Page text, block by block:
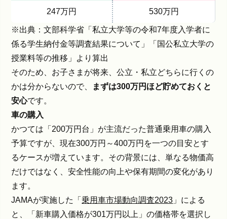
247万円 530万円
※出典：文部科学省「私立大学等の令和7年度入学者に
係る学生納付金等調査結果について 」「 国公私立大学の
授業料等の推移 」より算出
そのため、お子さまが将来、公立・私立どちらに行くの
かは分からないので、
まずは300万円ほど貯めておくと
安心です。
車の購入
かつては「200万円台」が主流だった普通乗用車の購入
予算ですが、現在300万円～400万円を一つの目安とす
るケースが増えています。その背景には、単なる物価高
だけではなく、安全性能の向上や保有期間の変化があり
ます。
JAMAが実施した「乗用車市場動向調査2023 」による
と、「新車購入価格が301万円以上」の価格帯を選択し